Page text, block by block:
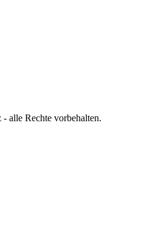
alle Rechte vorbehalten.